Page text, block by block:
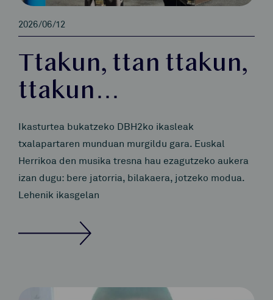
2026/06/12
Ttakun, ttan ttakun,
ttakun…
Ikasturtea bukatzeko DBH2ko ikasleak
txalapartaren munduan murgildu gara. Euskal
Herrikoa den musika tresna hau ezagutzeko aukera
izan dugu: bere jatorria, bilakaera, jotzeko modua.
Lehenik ikasgelan